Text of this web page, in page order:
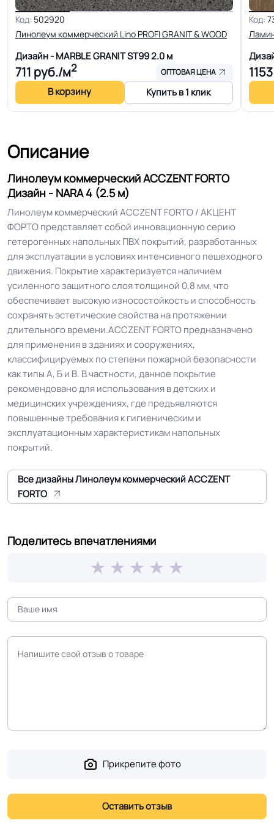
Толщина
Для кабинет, Для гостинной, Для
кухни, Для коридора, Для офиса,
Для переговорной комнаты, Для
больницы, Для детских садов, Для
Допуск изменения
толщин
+-10% мм
Класс горючести
Класс 34/43 кл.
Группа истираемости Группа Т
Устойчивость к химии Отличная
Защитный слой 0.85 мм (850) мкм
Допуск изменения
рабочего слоя
Допуск изменения
линейных размеров
Доп. защита рабочего
Extreme Protection
противоскольжения
R10
Вес 1 м.кв. 2.950 кг
партии
Код: 502920
Линолеум коммерческий Lino PROFI GRANIT & WOOD
Дизайн - MARBLE GRANIT ST992.0 м
711 руб./м2 ОПТОВАЯ ЦЕНА
В корзину Купить в 1 клик
Код:
1153
Описание
Линолеум коммерческий ACCZENT FORTO
Дизайн - NARA 4 (2.5 м)
Линолеум коммерческий ACCZENT FORTO / АКЦЕНТ
ФОРТО представляет собой инновационную серию
гетерогенных напольных ПВХ покрытий, разработанных
для эксплуатации в условиях интенсивного пешеходного
движения. Покрытие характеризуется наличием
усиленного защитного слоя толщиной 0,8 мм, что
обеспечивает высокую износостойкость и способность
сохранять эстетические свойства на протяжении
длительного времени.ACCZENT FORTO предназначено
для применения в зданиях и сооружениях,
классифицируемых по степени пожарной безопасности
как типы А, Б и В. В частности, данное покрытие
рекомендовано для использования в детских и
медицинских учреждениях, где предъявляются
повышенные требования к гигиеническим и
эксплуатационным характеристикам напольных
покрытий.
Все дизайны Линолеум коммерческий ACCZENT
FORTO
Поделитесь впечатлениями
Прикрепите фото